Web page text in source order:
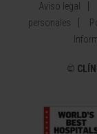
Aviso legal
personales
©